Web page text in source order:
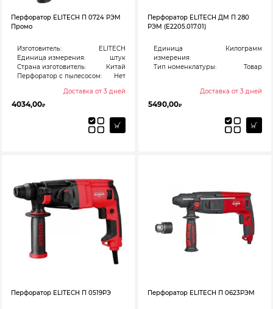
Перфоратор ELITECH П 0724 РЭМ
Промо
Изготовитель:
ELITECH
Единица измерения:
штук
Страна изготовитель:
Китай
Перфоратор с пылесосом:
Нет
Доставка от 3 дней
4034,00₽
Перфоратор ELITECH ДМ П 280
РЭМ (E2205.017.01)
Единица
измерения:
Килограмм
Тип номенклатуры: Товар
Доставка от 3 дней
5490,00₽
Перфоратор ELITECH П 0519РЭ Перфоратор ELITECH П 0623РЭМ